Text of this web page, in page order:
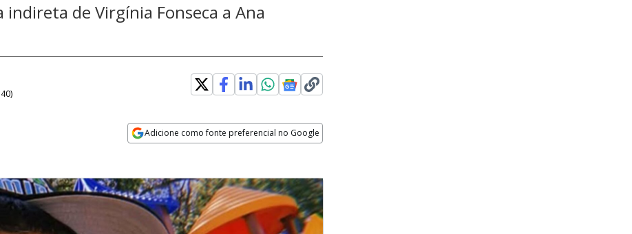
indireta de Virgínia Fonseca a Ana
)
Adicione como fonte preferencial no Google